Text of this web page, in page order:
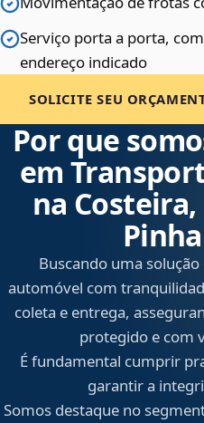
Serviço porta a porta,
endereço indicado
SOLICITE SEU
Por que
em
na Costeira,
Buscando uma
automóvel com
coleta e entrega,
protegido e com
É fundamental cumprir
garantir a
Somos destaque no